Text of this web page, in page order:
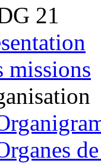
21
missions